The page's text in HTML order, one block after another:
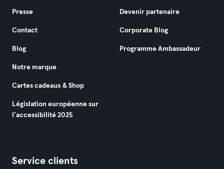
Presse
Contact
Blog
Notre marque
Cartes cadeaux & Shop
Législation européenne sur
l’accessibilité 2025
Devenir partenaire
Corporate Blog
Programme Ambassadeur
Service clients